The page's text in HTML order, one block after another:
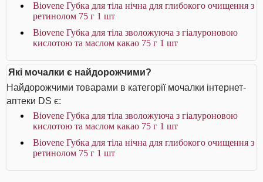
Biovene Губка для тіла нічна для глибокого очищення з
ретинолом 75 г 1 шт
Biovene Губка для тіла зволожуюча з гіалуроновою
кислотою та маслом какао 75 г 1 шт
Які мочалки є найдорожчими?
Найдорожчими товарами в категорії мочалки інтернет-
аптеки DS є:
Biovene Губка для тіла зволожуюча з гіалуроновою
кислотою та маслом какао 75 г 1 шт
Biovene Губка для тіла нічна для глибокого очищення з
ретинолом 75 г 1 шт